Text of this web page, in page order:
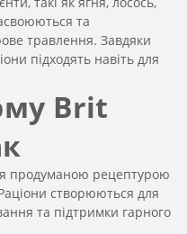
та
травлення. Завдяки
підходять навіть для
Brit
продуманою рецептурою
створюються для
та підтримки гарного